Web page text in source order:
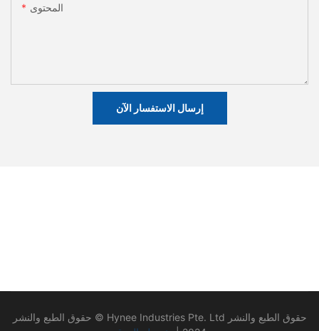
المحتوى
إرسال الاستفسار الآن
حقوق الطبع والنشر © Hynee Industries Pte. Ltd حقوق الطبع والنشر